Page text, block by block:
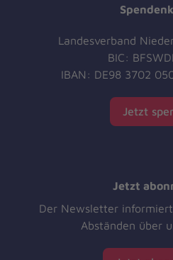
Landesverband
BIC:
IBAN: DE98 3702
Jetzt
Jetzt
Der Newsletter
Abständen über